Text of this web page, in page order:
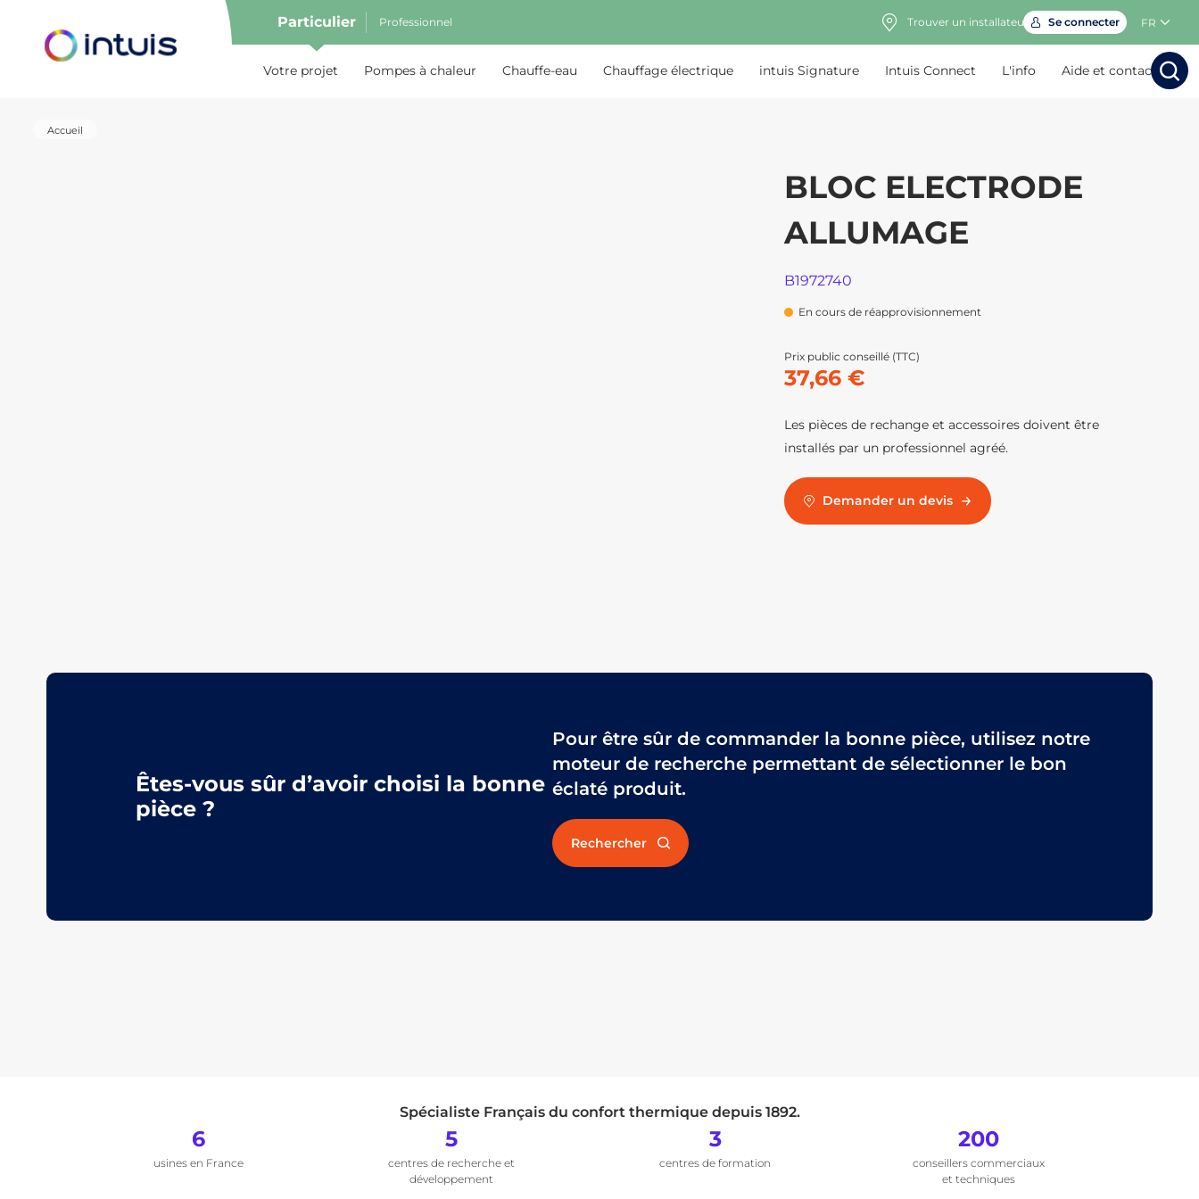
Particulier Professionnel Trouver un installateur Se connecter FR
Votre projet Pompes à chaleur Chauffe-eau Chauffage électrique intuis Signature Intuis Connect L'info Aide et contact
RechercherRechercher
menu
Accueil
BLOC ELECTRODE
ALLUMAGE
B1972740
En cours de réapprovisionnement
Prix public conseillé (TTC)
37,66 €
Les pièces de rechange et accessoires doivent être
installés par un professionnel agréé.
Demander un devis
Êtes-vous sûr d’avoir choisi la bonne
pièce ?
Pour être sûr de commander la bonne pièce, utilisez notre
moteur de recherche permettant de sélectionner le bon
éclaté produit.
Rechercher
Spécialiste Français du confort thermique depuis 1892.
6
usines en France
5
centres de recherche et
développement
3
centres de formation
200
conseillers commerciaux
et techniques